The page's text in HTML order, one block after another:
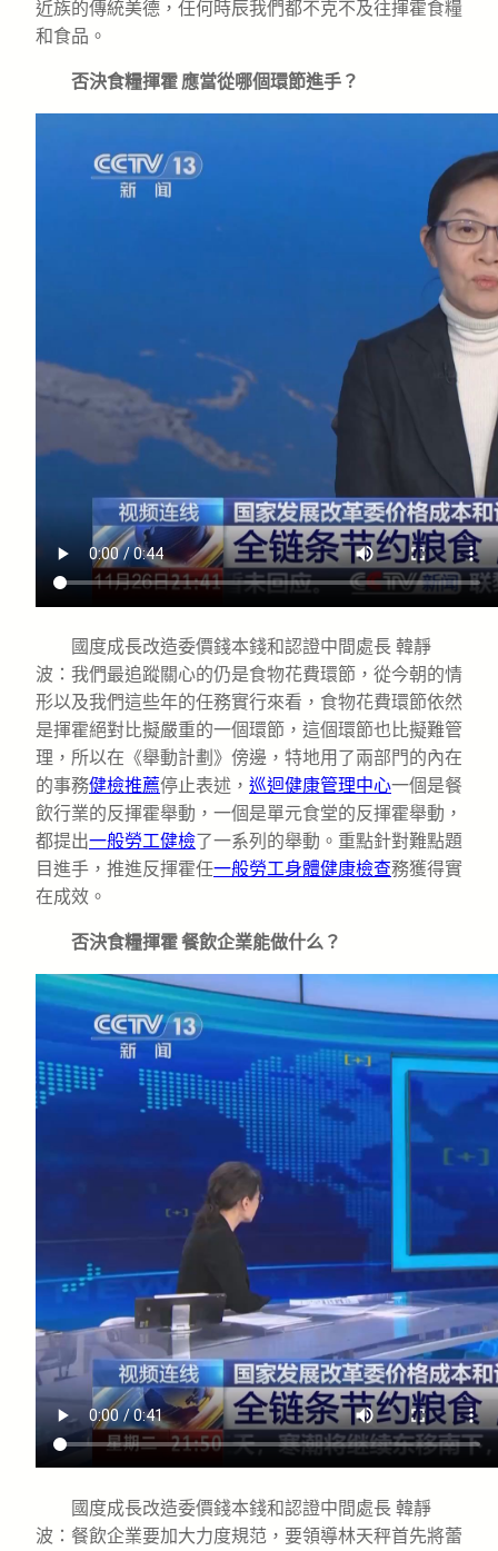
近族的傳統美德，任何時辰我們都不克不及往揮霍食糧
和食品。
否決食糧揮霍 應當從哪個環節進手？
國度成長改造委價錢本錢和認證中間處長 韓靜
波：我們最追蹤關心的仍是食物花費環節，從今朝的情
形以及我們這些年的任務實行來看，食物花費環節依然
是揮霍絕對比擬嚴重的一個環節，這個環節也比擬難管
理，所以在《舉動計劃》傍邊，特地用了兩部門的內在
的事務健檢推薦停止表述， 巡迴健康管理中心一個是餐
飲行業的反揮霍舉動，一個是單元食堂的反揮霍舉動，
都提出一般勞工健檢了一系列的舉動。重點針對難點題
目進手，推進反揮霍任一般勞工身體健康檢查務獲得實
在成效。
否決食糧揮霍 餐飲企業能做什么？
國度成長改造委價錢本錢和認證中間處長 韓靜
波：餐飲企業要加大力度規范，要領導林天秤首先將蕾